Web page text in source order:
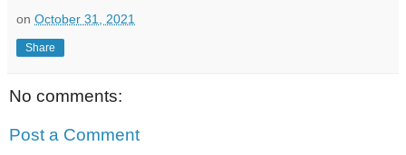
on October 31, 2021
Share
No comments:
Post a Comment